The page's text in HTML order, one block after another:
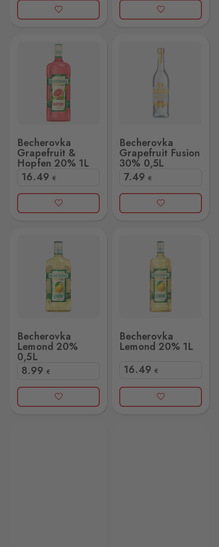
Becherovka
Grapefruit &
Hopfen 20% 1L
16.49 €
Becherovka
Grapefruit Fusion
30% 0,5L
7.49 €
Becherovka
Lemond 20%
0,5L
8.99 €
Becherovka
Lemond 20% 1L
16.49 €